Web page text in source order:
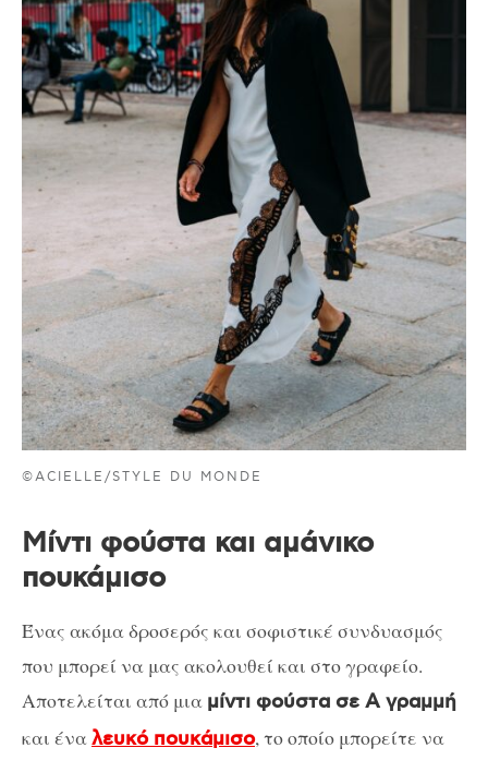
©ACIELLE/STYLE DU MONDE
Μίντι φούστα και αμάνικο
πουκάμισο
Ένας ακόμα δροσερός και σοφιστικέ συνδυασμός
που μπορεί να μας ακολουθεί και στο γραφείο.
Αποτελείται από μια μίντι φούστα σε Α γραμμή
και έναλευκό πουκάμισο, το οποίο μπορείτε να